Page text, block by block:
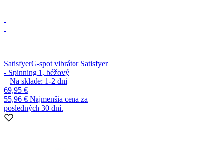
SatisfyerG-spot vibrátor Satisfyer
- Spinning 1, béžový
Na sklade: 1-2 dni
69,95 €
55,96 € Najmenšia cena za
posledných 30 dní.